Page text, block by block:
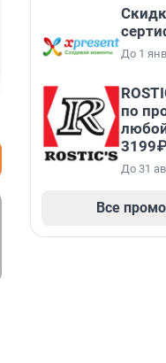
До 1
по
До 31
Все